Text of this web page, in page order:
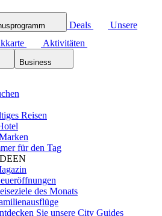
Deals
Unsere
Aktivitäten
Business
Reisen
für den Tag
des Monats
Sie unsere City Guides